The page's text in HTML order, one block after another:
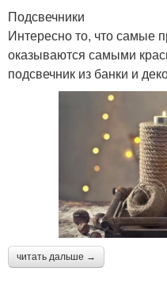
Подсвечники
Интересно то, что самые
оказываются самыми
подсвечник из банки и
читать дальше →